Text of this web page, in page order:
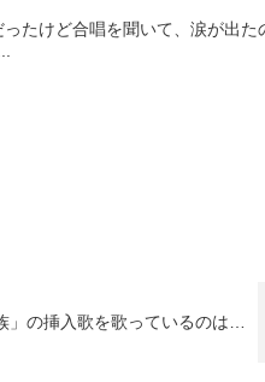
たけど合唱を聞いて、涙が出た
」の挿入歌を歌っているのは…